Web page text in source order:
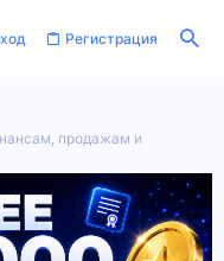
Регистрация
продажам и